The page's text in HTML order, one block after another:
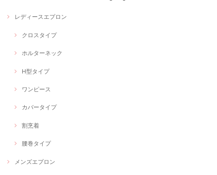
レディースエプロン
クロスタイプ
ホルターネック
H型タイプ
ワンピース
カバータイプ
割烹着
腰巻タイプ
メンズエプロン